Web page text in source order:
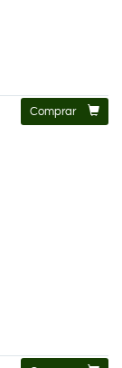
Comprar